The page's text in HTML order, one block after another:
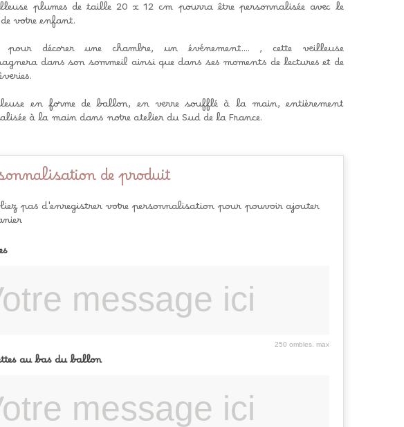
plumes de taille 20 x 12 cm pourra être personnalisée avec le
votre enfant.
pour décorer une chambre, un événement.... , cette veilleuse
dans son sommeil ainsi que dans ses moments de lectures et de
en forme de ballon, en verre soufflé à la main, entièrement
à la main dans notre atelier du Sud de la France.
de produit
pas d'enregistrer votre personnalisation pour pouvoir ajouter
250 ombles. max
au bas du ballon